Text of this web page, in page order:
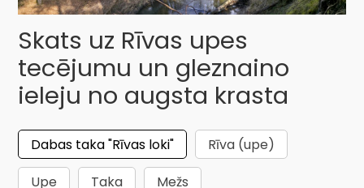
Skats uz Rīvas upes
tecējumu un gleznaino
ieleju no augsta krasta
Dabas taka "Rīvas loki"
Rīva (upe)
Upe
Taka Mežs